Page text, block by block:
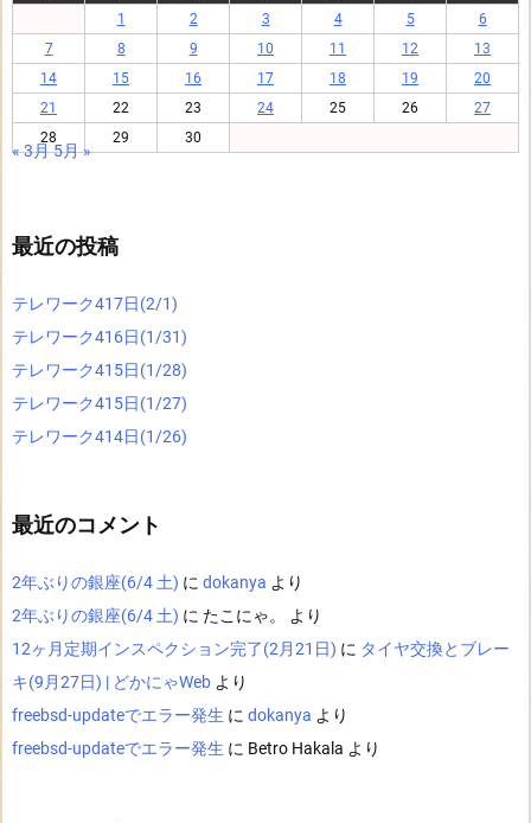
1
2 3 4 5
6
7
8 9 10 11 12
13
14
15 16 17 18 19
20
21
22 23 24 25 26
27
28
29 30
« 3月5月 »
最近の投稿
テレワーク417日(2/1)
テレワーク416日(1/31)
テレワーク415日(1/28)
テレワーク415日(1/27)
テレワーク414日(1/26)
最近のコメント
2年ぶりの銀座(6/4 土) に dokanya より
2年ぶりの銀座(6/4 土) に たこにゃ。
より
12ヶ月定期インスペクション完了(2月21日) に タイヤ交換とブレー
キ(9月27日) | どかにゃWeb より
freebsd-updateでエラー発生 に dokanya より
freebsd-updateでエラー発生 に Betro Hakala より